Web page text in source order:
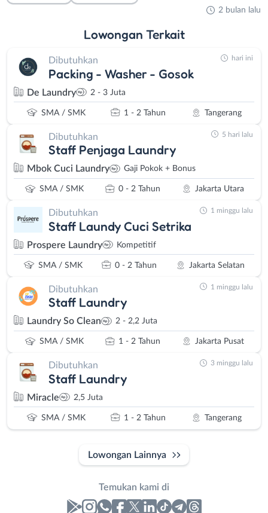
2 bulan lalu
Lowongan Terkait
Dibutuhkan
Packing - Washer - Gosok
De Laundry 2 - 3 Juta
SMA / SMK 1 - 2 Tahun Tangerang
hari ini
Dibutuhkan
Staff Penjaga Laundry
Mbok Cuci Laundry Gaji Pokok + Bonus
SMA / SMK 0 - 2 Tahun Jakarta Utara
5 hari lalu
Dibutuhkan
Staff Laundy Cuci Setrika
Prospere Laundry Kompetitif
SMA / SMK 0 - 2 Tahun Jakarta Selatan
1 minggu lalu
Dibutuhkan
Staff Laundry
Laundry So Clean 2 - 2,2 Juta
SMA / SMK 1 - 2 Tahun Jakarta Pusat
1 minggu lalu
Dibutuhkan
Staff Laundry
Miracle 2,5 Juta
SMA / SMK 1 - 2 Tahun Tangerang
3 minggu lalu
Lowongan Lainnya
Temukan kami di